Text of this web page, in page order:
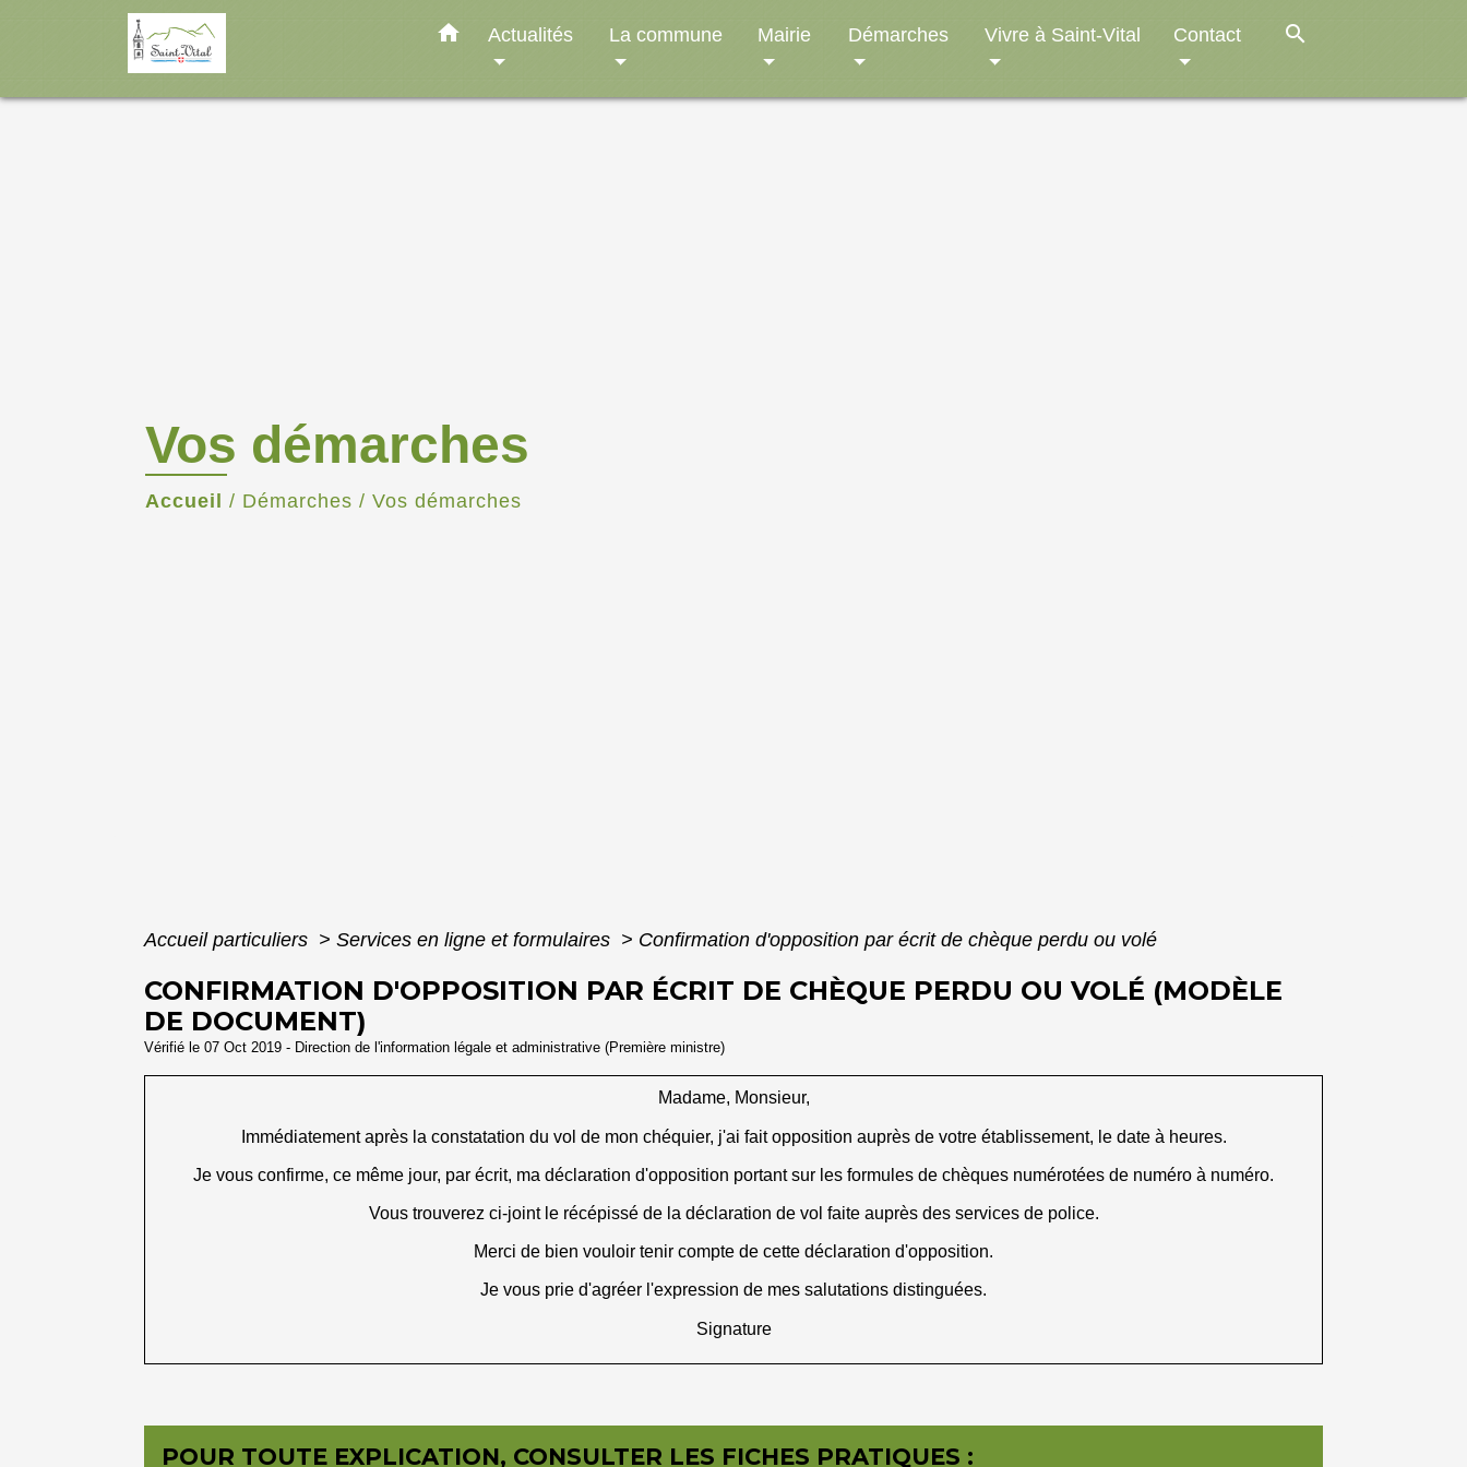
home Actualités La commune Mairie Démarches Vivre à Saint-Vital Contact search
Vos démarches
Accueil / Démarches / Vos démarches
Accueil particuliers > Services en ligne et formulaires > Confirmation d'opposition par écrit de chèque perdu ou volé
CONFIRMATION D'OPPOSITION PAR ÉCRIT DE CHÈQUE PERDU OU VOLÉ (MODÈLE
DE DOCUMENT)
Vérifié le 07 Oct 2019 - Direction de l'information légale et administrative (Première ministre)
Madame, Monsieur,
Immédiatement après la constatation du vol de mon chéquier, j'ai fait opposition auprès de votre établissement, le dateà heures.
Je vous confirme, ce même jour, par écrit, ma déclaration d'opposition portant sur les formules de chèques numérotées de numéro à numéro.
Vous trouverez ci-joint le récépissé de la déclaration de vol faite auprès des services de police.
Merci de bien vouloir tenir compte de cette déclaration d'opposition.
Je vous prie d'agréer l'expression de mes salutations distinguées.
Signature
POUR TOUTE EXPLICATION, CONSULTER LES FICHES PRATIQUES :